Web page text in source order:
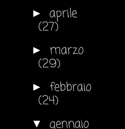
► aprile
(27)
► marzo
(29)
► febbraio
(24)
▼ gennaio